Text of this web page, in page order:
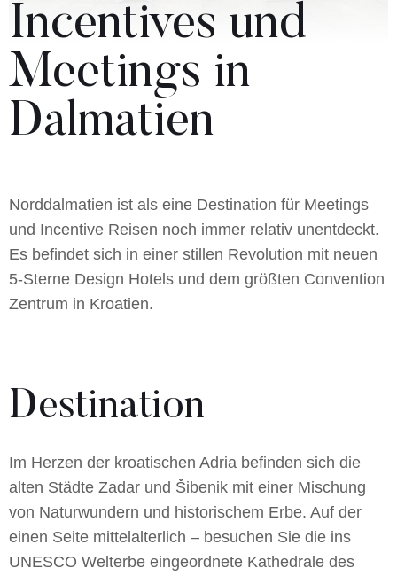
Incentives und
Meetings in
Dalmatien
Norddalmatien ist als eine Destination für Meetings
und Incentive Reisen noch immer relativ unentdeckt.
Es befindet sich in einer stillen Revolution mit neuen
5-Sterne Design Hotels und dem größten Convention
Zentrum in Kroatien.
Destination
Im Herzen der kroatischen Adria befinden sich die
alten Städte Zadar und Šibenik mit einer Mischung
von Naturwundern und historischem Erbe. Auf der
einen Seite mittelalterlich – besuchen Sie die ins
UNESCO Welterbe eingeordnete Kathedrale des